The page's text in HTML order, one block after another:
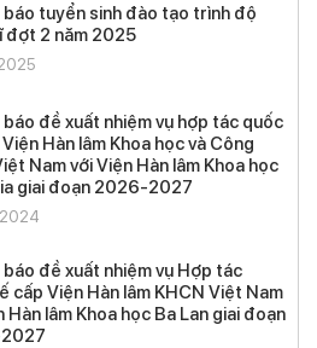
báo tuyển sinh đào tạo trình độ
đợt 2 năm 2025
đề xuất nhiệm vụ hợp tác quốc
Hàn lâm Khoa học và Công
Nam với Viện Hàn lâm Khoa học
giai đoạn 2026-2027
đề xuất nhiệm vụ Hợp tác
cấp Viện Hàn lâm KHCN Việt Nam
Hàn lâm Khoa học Ba Lan giai đoạn